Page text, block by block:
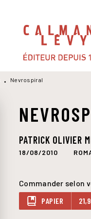
• Nevrospiral
PATRICK OLIVIER
18/08/2010
Commander selon
PAPIER